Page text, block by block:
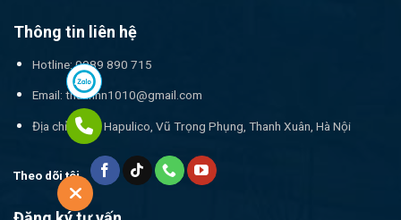
Thông tin liên hệ
Hotline: 0989 890 715
Email: thanhnn1010@gmail.com
Địa chỉ: 17T1 Hapulico, Vũ Trọng Phụng, Thanh Xuân, Hà Nội
Theo dõi tôi